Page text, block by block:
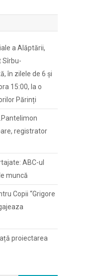
a Alăptării,
Sîrbu-
în zilele de 6 și
15:00, la o
Părinți
registrator
ABC-ul
muncă
Copii “Grigore
proiectarea